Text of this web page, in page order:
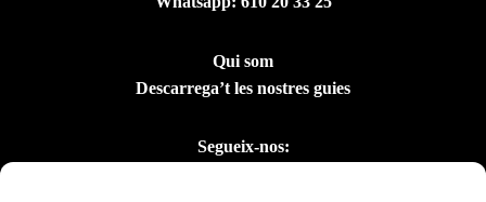
Qui som
Descarrega’t les nostres guies
Segueix-nos: